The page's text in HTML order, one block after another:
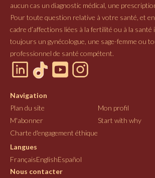
aucun cas un diagnostic médical, une
Pour toute question relative à votre santé, et
cadre d’affections liées à la fertilité ou à la
toujours un gynécologue, une sage-femme ou
professionnel de santé compétent.
Navigation
Plan du site
Mon profil
M'abonner
Start with why
Charte d'engagement éthique
Langues
FrançaisEnglishEspañol
Nous contacter